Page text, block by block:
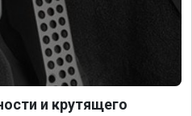
и крутящего